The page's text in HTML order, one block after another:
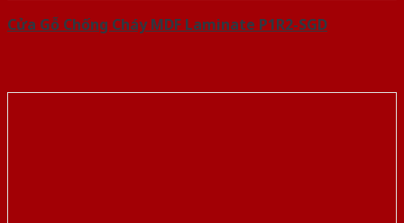
Cửa Gỗ Chống Cháy MDF Laminate P1R2-SGD